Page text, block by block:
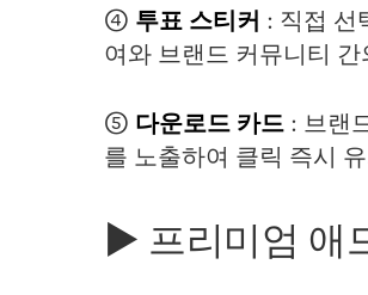
④ 투표 스티커 : 직접 선
여와 브랜드 커뮤니티
⑤ 다운로드 카드: 브랜
를 노출하여 클릭 즉시
▶ 프리미엄 애